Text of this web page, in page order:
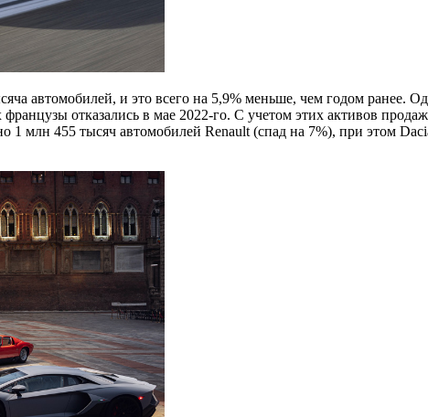
автомобилей, и это всего на 5,9% меньше, чем годом ранее.
отказались в мае 2022-го. С учетом этих активов
млн 455 тысяч автомобилей Renault (спад на 7%), при этом